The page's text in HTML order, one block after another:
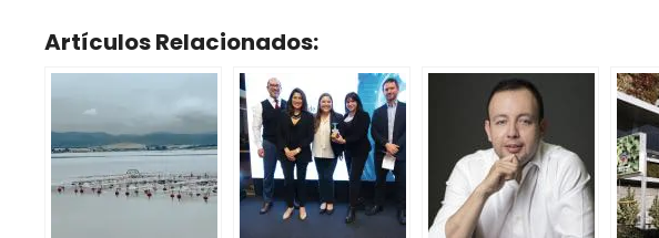
Artículos Relacionados: